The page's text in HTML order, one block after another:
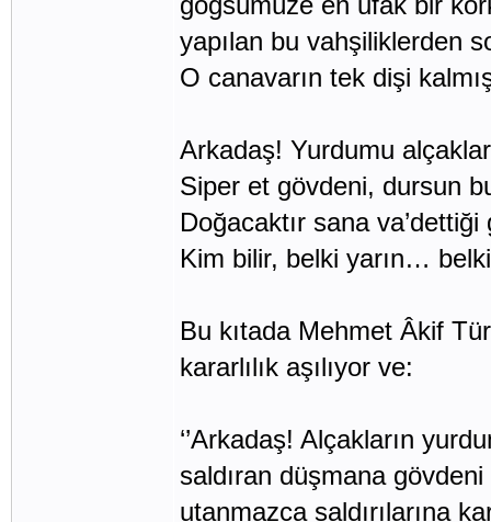
yapılan bu vahşiliklerden
O canavarın tek dişi
Arkadaş! Yurdumu
Siper et gövdeni, dursun
Doğacaktır sana
Kim bilir, belki yarın…
Bu kıtada Mehmet Âkif
kararlılık aşılıyor ve:
‘’Arkadaş! Alçakların
saldıran düşmana
utanmazca saldırılarına